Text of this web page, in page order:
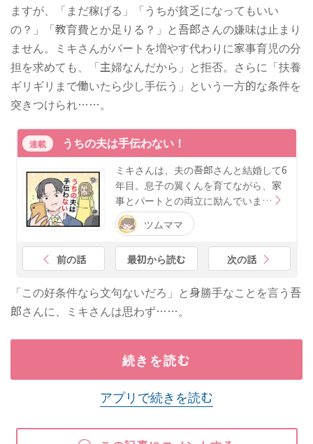
ますが、「まだ稼げる」「うちが貧乏になってもいい
の？」「教育費とか足りる？」と吾郎さんの嫌味は止まり
ません。ミキさんがパートを増やす代わりに家事育児の分
担を求めても、「主婦なんだから」と拒否。さらに「扶養
ギリギリまで働いたら少し手伝う」という一方的な条件を
突きつけられ……。
連載 うちの夫は手伝わない！
ミキさんは、夫の吾郎さんと結婚して6
年目。息子の翼くんを育てながら、家
事とパートとの両立に励んでいま…
ツムママ
前の話 最初から読む 次の話
「この好条件なら文句ないだろ」と身勝手なことを言う吾
郎さんに、ミキさんは思わず……。
続きを読む
アプリで続きを読む